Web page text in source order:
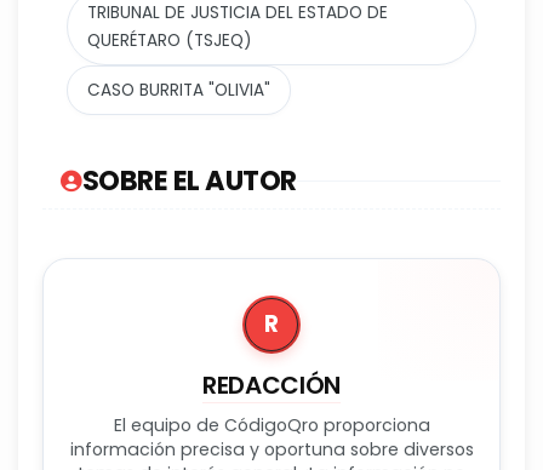
TRIBUNAL DE JUSTICIA DEL ESTADO DE
QUERÉTARO (TSJEQ)
CASO BURRITA "OLIVIA"
SOBRE EL AUTOR
R
REDACCIÓN
El equipo de CódigoQro proporciona
información precisa y oportuna sobre diversos